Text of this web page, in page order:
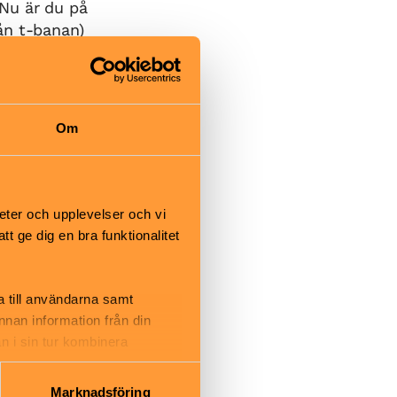
Om
och upplevelser och vi
ge dig en bra funktionalitet
till användarna samt
information från din
i sin tur kombinera
har använt deras tjänster.
Marknadsföring
är du på
t-banan)
Parkera
Gå upp
i
torget)
avfarten,
Tredje